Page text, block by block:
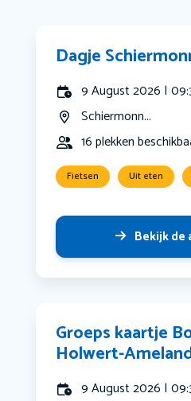
Dagje
9 August 2026 |
Schiermonn...
16 plekken
Fietsen Uit eten
Bekijk
Groeps kaartje
Holwert-
9 August 2026 |